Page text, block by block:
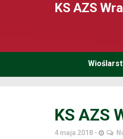
KS AZS
KS AZS
4 maja 2018